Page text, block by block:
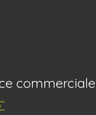
commerciale